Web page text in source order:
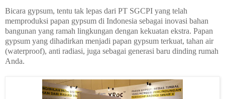
Bicara gypsum, tentu tak lepas dari PT SGCPI yang telah
memproduksi papan gypsum di Indonesia sebagai inovasi bahan
bangunan yang ramah lingkungan dengan kekuatan ekstra. Papan
gypsum yang dihadirkan menjadi papan gypsum terkuat, tahan air
(waterproof), anti radiasi, juga sebagai generasi baru dinding rumah
Anda.